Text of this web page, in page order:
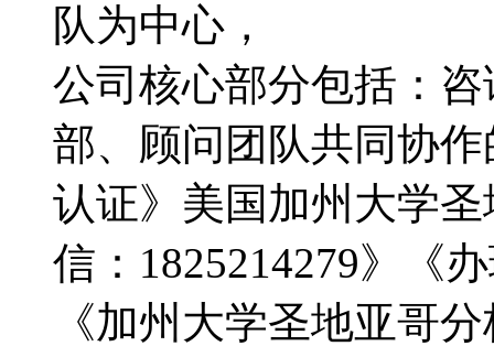
队为中心，
公司核心部分包括：
部、顾问团队共同协
认证》美国加州大学
信：1825214279》《
《加州大学圣地亚哥